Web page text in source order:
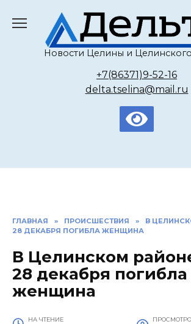
содержанию
Новости Целины и
+7(86371)9-52-16
delta.tselina@mail.ru
ГЛАВНАЯ » ПРОИСШЕСТВИЯ »
В
28 ДЕКАБРЯ ПОГИБЛА ЖЕНЩИНА
В Целинском
28 декабря погибла
женщина
НА ЧТЕНИЕ